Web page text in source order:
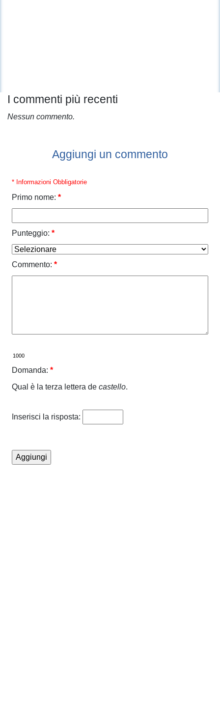
I commenti più recenti
Nessun commento.
Aggiungi un commento
* Informazioni Obbligatorie
Primo nome: *
Punteggio: *
Commento: *
Domanda: *
Qual è la terza lettera de castello.
Inserisci la risposta: